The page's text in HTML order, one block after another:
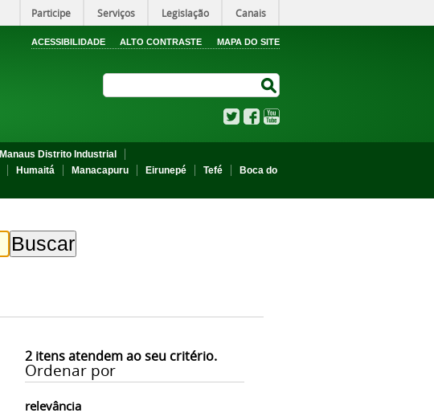
Participe Serviços Legislação Canais
ACESSIBILIDADE ALTO CONTRASTE MAPA DO SITE
TwitterFacebook
Manaus Distrito Industrial
Humaitá Manacapuru Eirunepé Tefé
Boca do
2itens atendem ao seu critério.
Ordenar por
relevância